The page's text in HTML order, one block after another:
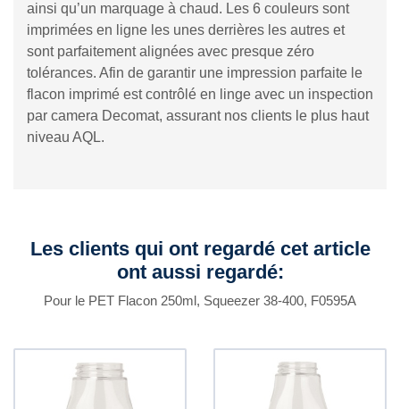
ainsi qu’un marquage à chaud. Les 6 couleurs sont
imprimées en ligne les unes derrières les autres et
sont parfaitement alignées avec presque zéro
tolérances. Afin de garantir une impression parfaite le
flacon imprimé est contrôlé en linge avec un inspection
par camera Decomat, assurant nos clients le plus haut
niveau AQL.
Les clients qui ont regardé cet article
ont aussi regardé:
Pour le PET Flacon 250ml, Squeezer 38-400, F0595A